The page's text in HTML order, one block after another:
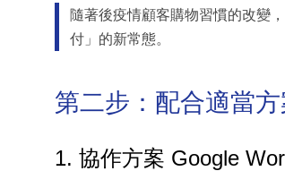
隨著後疫情顧客購物習慣的改變
付」的新常態。
第二步：配合適當
1. 協作方案 Google